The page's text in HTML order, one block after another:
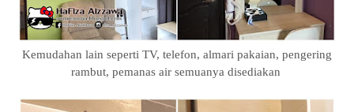
Kemudahan lain seperti TV, telefon, almari pakaian, pengering
rambut, pemanas air semuanya disediakan